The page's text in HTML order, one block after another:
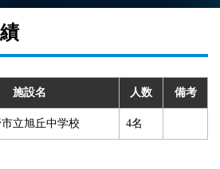
施設名 人数 備考
立旭丘中学校 4名